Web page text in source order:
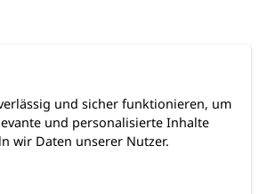
und sicher funktionieren, um
und personalisierte Inhalte
wir Daten unserer Nutzer.